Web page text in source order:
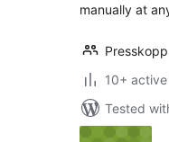
manually at
Presskopp
10+
Tested